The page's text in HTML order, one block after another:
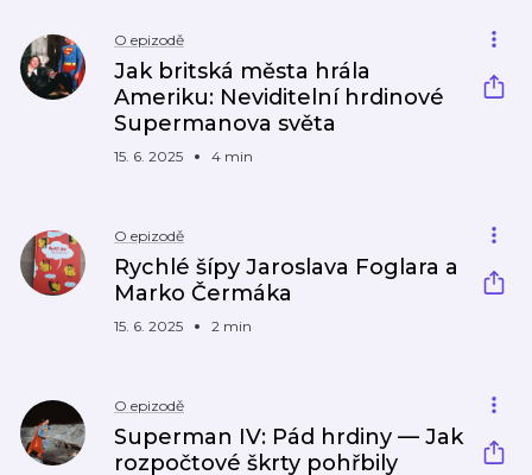
O epizodě
Jak britská města hrála
Ameriku: Neviditelní hrdinové
Supermanova světa
15. 6. 2025 4 min
O epizodě
Rychlé šípy Jaroslava Foglara a
Marko Čermáka
15. 6. 2025 2 min
O epizodě
Superman IV: Pád hrdiny — Jak
rozpočtové škrty pohřbily